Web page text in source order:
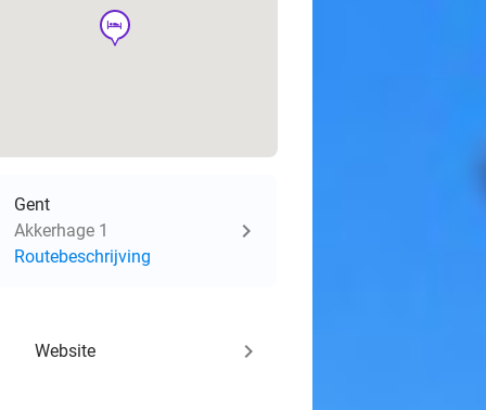
hotel
Gent
Akkerhage 1
Routebeschrijving
Website keyboard_arrow_right